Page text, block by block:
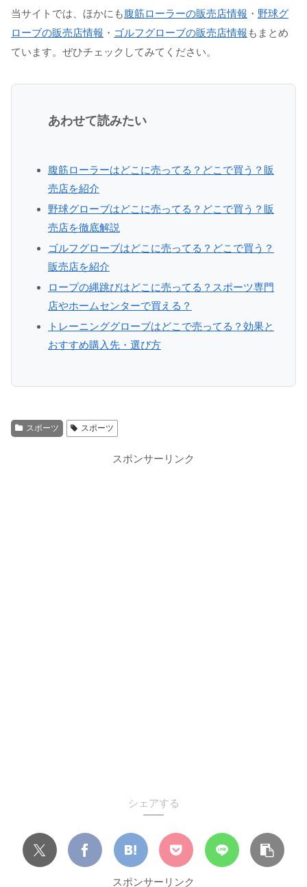
当サイトでは、ほかにも腹筋ローラーの販売店情報 ・ 野球グ
ローブの販売店情報 ・ ゴルフグローブの販売店情報 もまとめ
ています。ぜひチェックしてみてください。
あわせて読みたい
腹筋ローラーはどこに売ってる？どこで買う？販
売店を紹介
野球グローブはどこに売ってる？どこで買う？販
売店を徹底解説
ゴルフグローブはどこに売ってる？どこで買う？
販売店を紹介
ロープの縄跳びはどこに売ってる？スポーツ専門
店やホームセンターで買える？
トレーニンググローブはどこで売ってる？効果と
おすすめ購入先・選び方
スポーツ スポーツ
スポンサーリンク
シェアする
スポンサーリンク